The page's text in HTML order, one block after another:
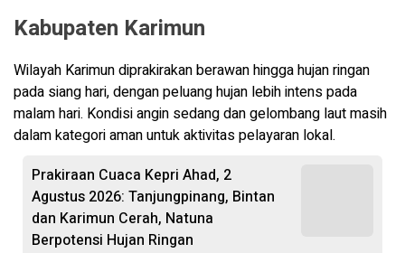
Kabupaten Karimun
Wilayah Karimun diprakirakan berawan hingga hujan ringan
pada siang hari, dengan peluang hujan lebih intens pada
malam hari. Kondisi angin sedang dan gelombang laut masih
dalam kategori aman untuk aktivitas pelayaran lokal.
Prakiraan Cuaca Kepri Ahad, 2
Agustus 2026: Tanjungpinang, Bintan
dan Karimun Cerah, Natuna
Berpotensi Hujan Ringan